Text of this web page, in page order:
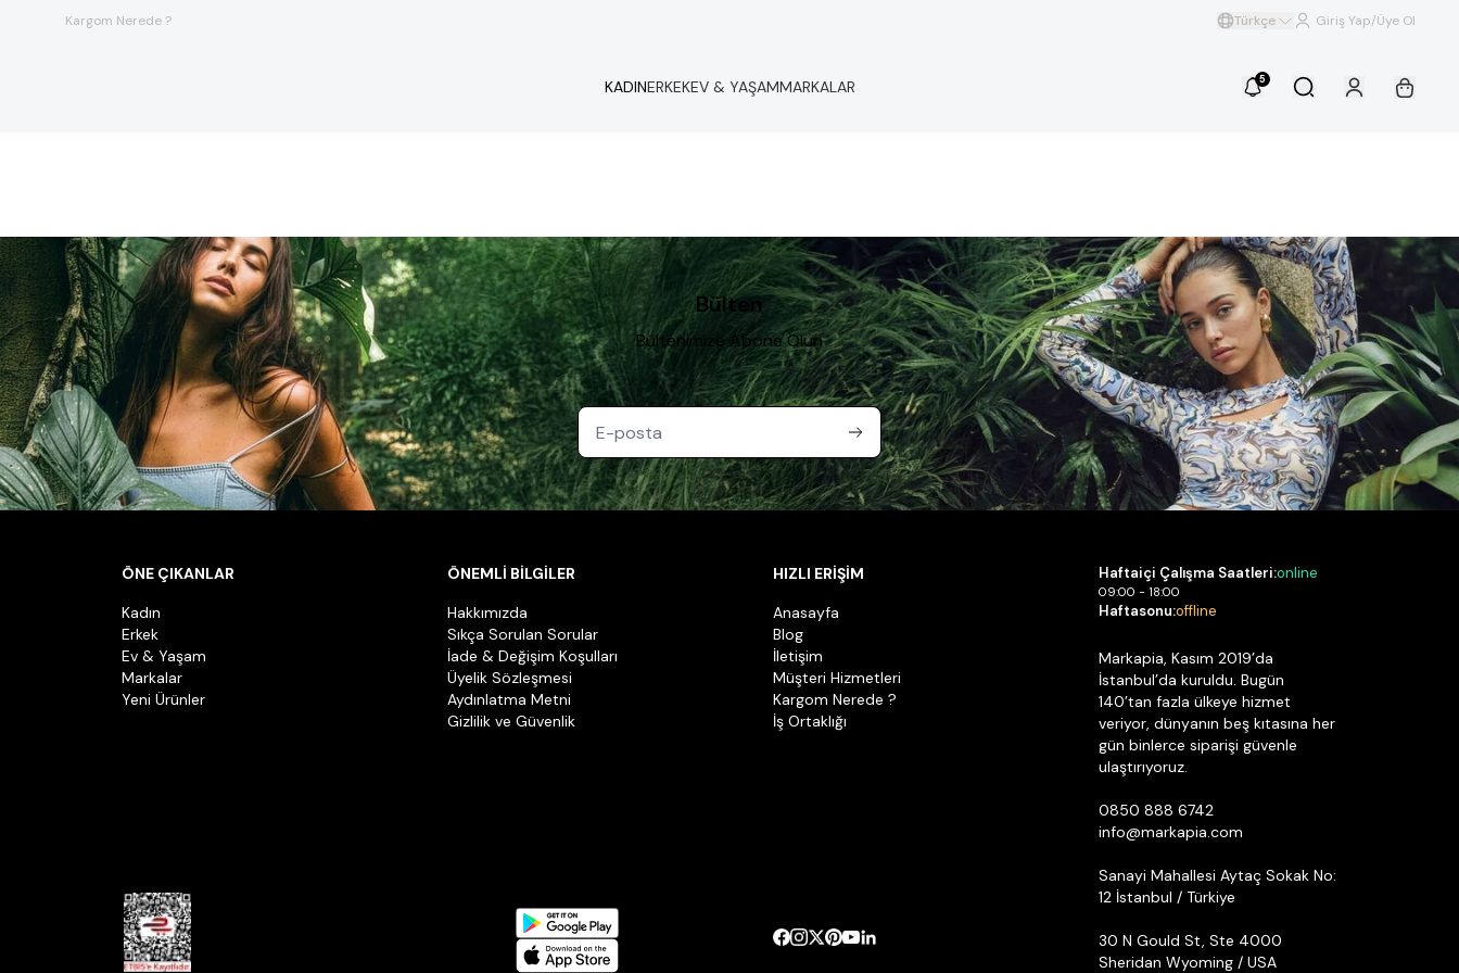
Kargom Nerede ? Türkçe Giriş Yap/Üye Ol
KADINERKEKEV & YAŞAMMARKALAR 5
Bülten
Bültenimize Abone Olun
ÖNE ÇIKANLAR
Kadın
Erkek
Ev & Yaşam
Markalar
Yeni Ürünler
ÖNEMLİ BİLGİLER
Hakkımızda
Sıkça Sorulan Sorular
İade & Değişim Koşulları
Üyelik Sözleşmesi
Aydınlatma Metni
Gizlilik ve Güvenlik
HIZLI ERİŞİM
Anasayfa
Blog
İletişim
Müşteri Hizmetleri
Kargom Nerede ?
İş Ortaklığı
Haftaiçi Çalışma Saatleri:online
09:00 - 18:00
Haftasonu:offline
Markapia, Kasım 2019’da
İstanbul’da kuruldu. Bugün
140’tan fazla ülkeye hizmet
veriyor, dünyanın beş kıtasına her
gün binlerce siparişi güvenle
ulaştırıyoruz.
0850 888 6742
info@markapia.com
Sanayi Mahallesi Aytaç Sokak No:
12 İstanbul / Türkiye
30 N Gould St, Ste 4000
Sheridan Wyoming / USA